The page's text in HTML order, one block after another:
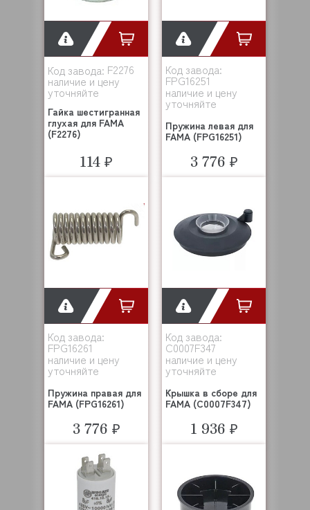
Код завода: F2276
наличие и цену
уточняйте
Гайка шестигранная
глухая для FAMA
(F2276)
114 ₽
Код завода:
FPG16251
наличие и цену
уточняйте
Пружина левая для
FAMA (FPG16251)
3 776 ₽
Код завода:
FPG16261
наличие и цену
уточняйте
Пружина правая для
FAMA (FPG16261)
3 776 ₽
Код завода:
C0007F347
наличие и цену
уточняйте
Крышка в сборе для
FAMA (C0007F347)
1 936 ₽